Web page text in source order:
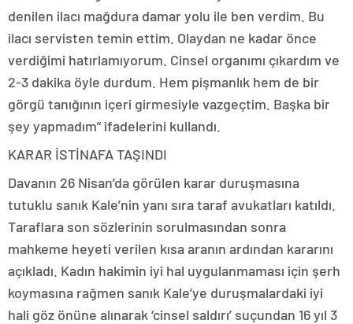
denilen ilacı mağdura damar yolu ile ben verdim. Bu
ilacı servisten temin ettim. Olaydan ne kadar önce
verdiğimi hatırlamıyorum. Cinsel organımı çıkardım ve
2-3 dakika öyle durdum. Hem pişmanlık hem de bir
görgü tanığının içeri girmesiyle vazgeçtim. Başka bir
şey yapmadım” ifadelerini kullandı.
KARAR İSTİNAFA TAŞINDI
Davanın 26 Nisan’da görülen karar duruşmasına
tutuklu sanık Kale’nin yanı sıra taraf avukatları katıldı.
Taraflara son sözlerinin sorulmasından sonra
mahkeme heyeti verilen kısa aranın ardından kararını
açıkladı. Kadın hakimin iyi hal uygulanmaması için şerh
koymasına rağmen sanık Kale’ye duruşmalardaki iyi
hali göz önüne alınarak ‘cinsel saldırı’ suçundan 16 yıl 3